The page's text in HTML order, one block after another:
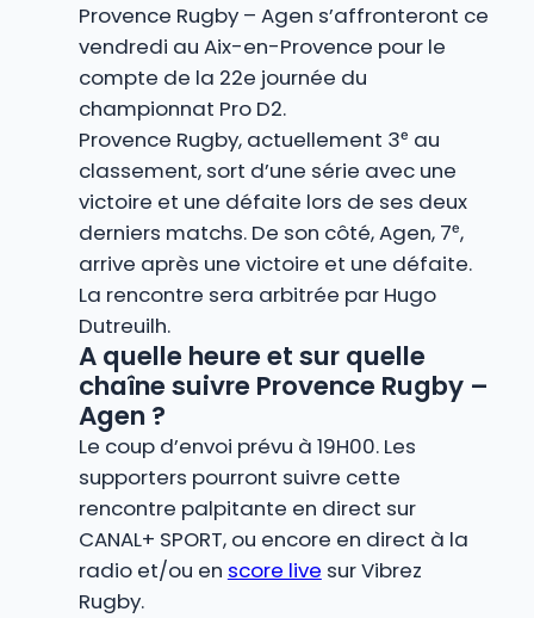
Provence Rugby – Agen s’affronteront ce
vendredi au Aix-en-Provence pour le
compte de la 22e journée du
championnat Pro D2.
Provence Rugby, actuellement 3ᵉ au
classement, sort d’une série avec une
victoire et une défaite lors de ses deux
derniers matchs. De son côté, Agen, 7ᵉ,
arrive après une victoire et une défaite.
La rencontre sera arbitrée par Hugo
Dutreuilh.
A quelle heure et sur quelle
chaîne suivre Provence Rugby –
Agen ?
Le coup d’envoi prévu à 19H00. Les
supporters pourront suivre cette
rencontre palpitante en direct sur
CANAL+ SPORT, ou encore en direct à la
radio et/ou en score live sur Vibrez
Rugby.